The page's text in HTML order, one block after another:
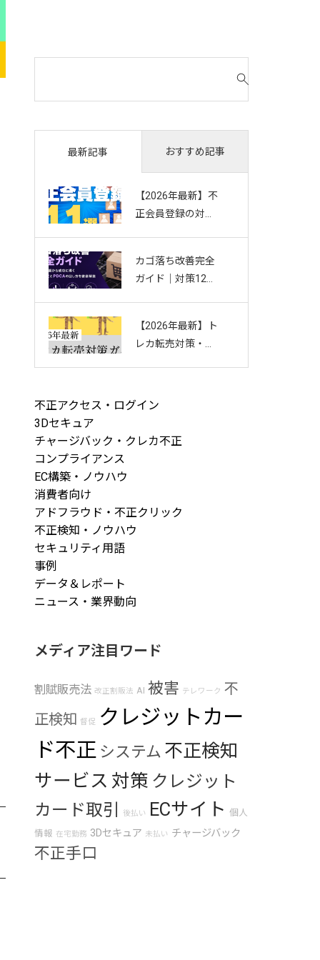
対
最新記事 おすすめ記事
【2026年最新】不
正会員登録の対策
アドを防ぐお悩み
別ガイド
カゴ落ち改善完全
ガイド｜対策12選
回し方を徹底解説
【2026年最新】ト
レカ転売対策・完
不正アクセス・ログイン
3Dセキュア
チャージバック・クレカ不正
コンプライアンス
EC構築・ノウハウ
消費者向け
アドフラウド・不正クリック
不正検知・ノウハウ
セキュリティ用語
事例
データ＆レポート
ニュース・業界動向
メディア注目ワード
割賦販売法 改正割販法 AI 被害 テレワーク 不
正検知 督促
クレジットカー
ド不正 システム 不正検知
サービス 対策 クレジット
カード取引
後払い ECサイト 個人
情報 在宅勤務 3Dセキュア 未払い チャージバック
不正手口